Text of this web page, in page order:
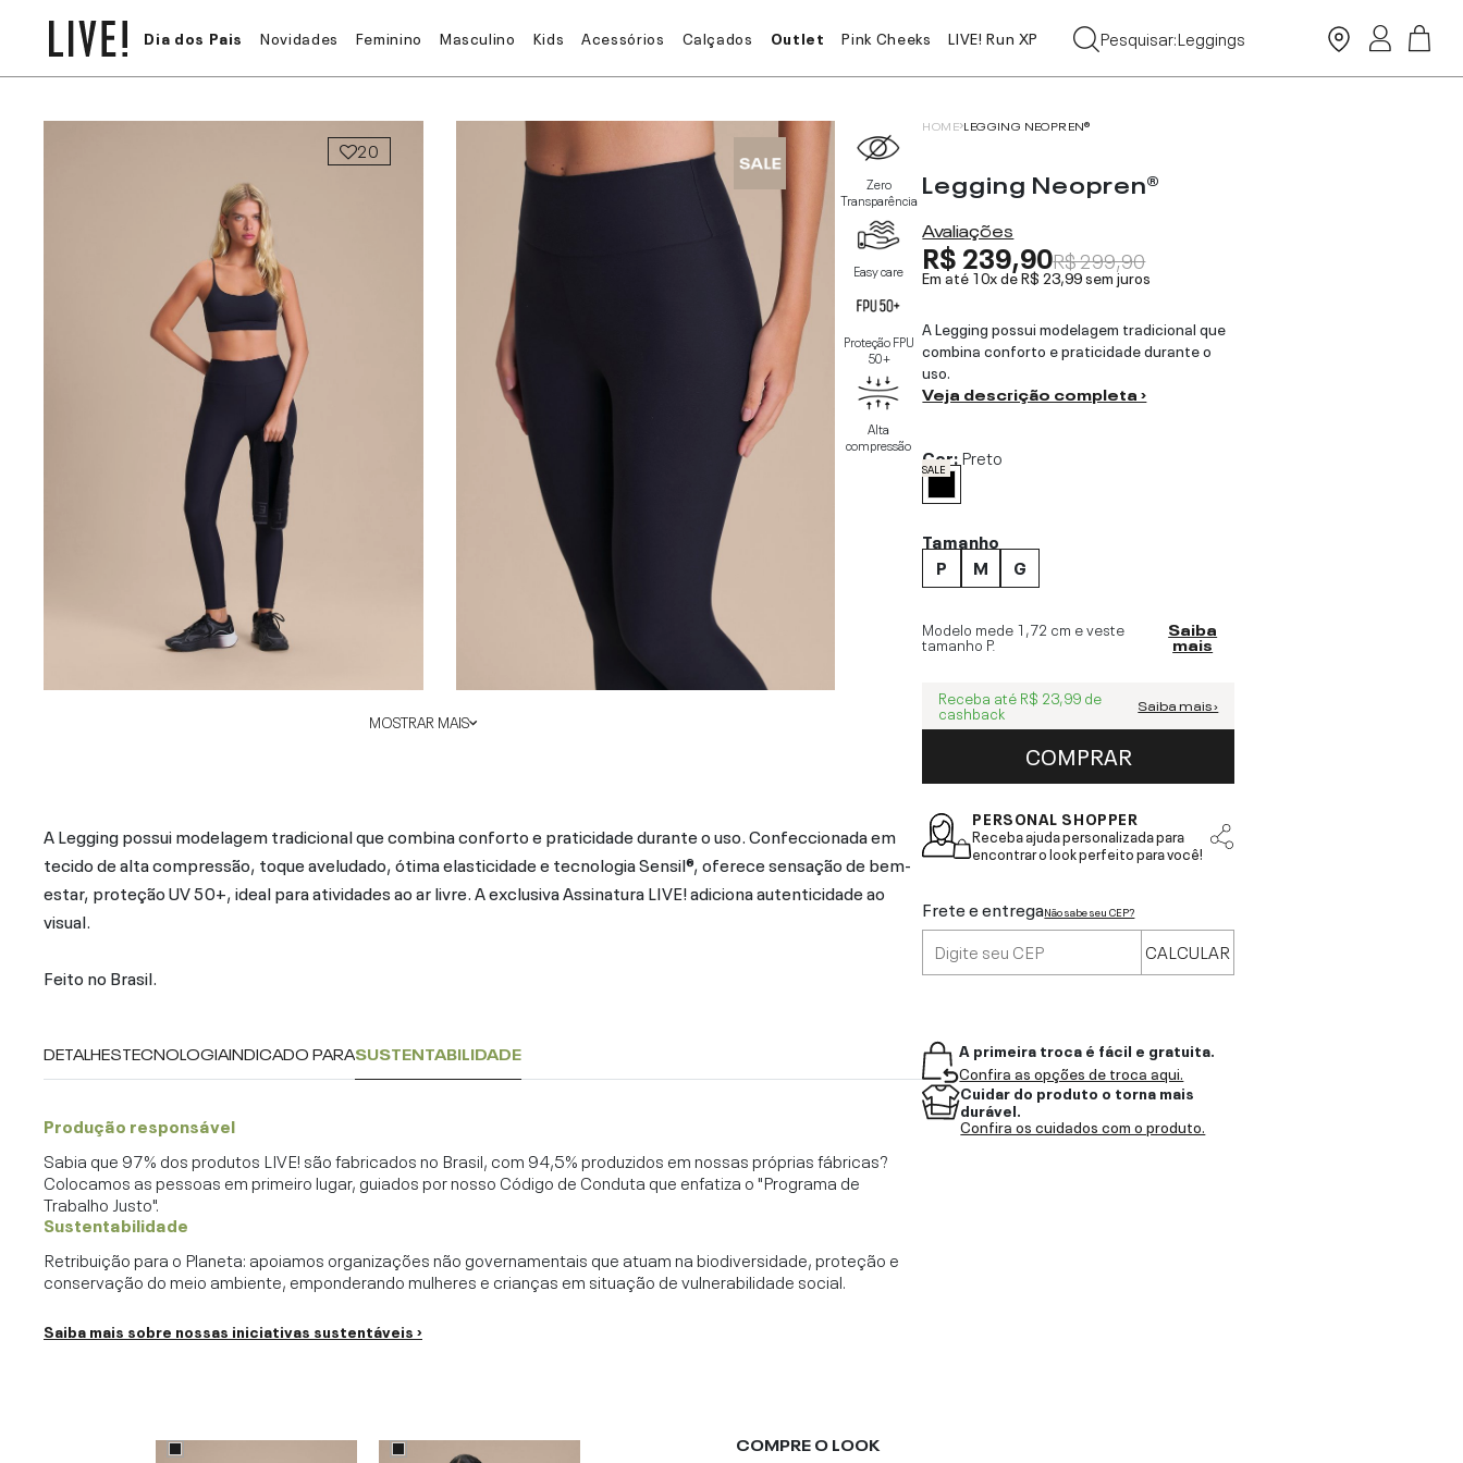
Dia dos Pais Novidades Feminino Masculino Kids Acessórios Calçados Outlet Pink Cheeks LIVE! Run XP
Pesquisar:Leggings
20
MOSTRAR MAIS
Zero
Transparência
Easy care
Proteção FPU
50+
Alta
compressão
A Legging possui modelagem tradicional que combina conforto e praticidade durante o uso. Confeccionada em
tecido de alta compressão, toque aveludado, ótima elasticidade e tecnologia Sensil®, oferece sensação de bem-
estar, proteção UV 50+, ideal para atividades ao ar livre. A exclusiva Assinatura LIVE! adiciona autenticidade ao
visual.
Feito no Brasil.
DETALHESTECNOLOGIAINDICADO PARASUSTENTABILIDADE
Produção responsável
Sabia que 97% dos produtos LIVE! são fabricados no Brasil, com 94,5% produzidos em nossas próprias fábricas?
Colocamos as pessoas em primeiro lugar, guiados por nosso Código de Conduta que enfatiza o "Programa de
Trabalho Justo".
Sustentabilidade
Retribuição para o Planeta: apoiamos organizações não governamentais que atuam na biodiversidade, proteção e
conservação do meio ambiente, emponderando mulheres e crianças em situação de vulnerabilidade social.
Saiba mais sobre nossas iniciativas sustentáveis ›
COMPRE O LOOK
HOME LEGGING NEOPREN®
Legging Neopren®
Avaliações
R$ 239,90R$ 299,90
Em até 10x deR$ 23,99sem juros
A Legging possui modelagem tradicional que
combina conforto e praticidade durante o
uso.
Veja descrição completa ›
Cor:Preto
SALE
Tamanho
P
M G
Modelo mede 1,72 cm e veste
tamanho P.
Saiba
mais
Receba até R$ 23,99 de
cashback Saiba mais ›
COMPRAR
PERSONAL SHOPPER
Receba ajuda personalizada para
encontrar o look perfeito para você!
Frete e entregaNão sabe seu CEP?
CALCULAR
A primeira troca é fácil e gratuita.
Confira as opções de troca aqui.
Cuidar do produto o torna mais
durável.
Confira os cuidados com o produto.